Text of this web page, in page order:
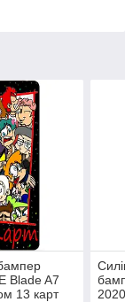
Blade A7
13 карт